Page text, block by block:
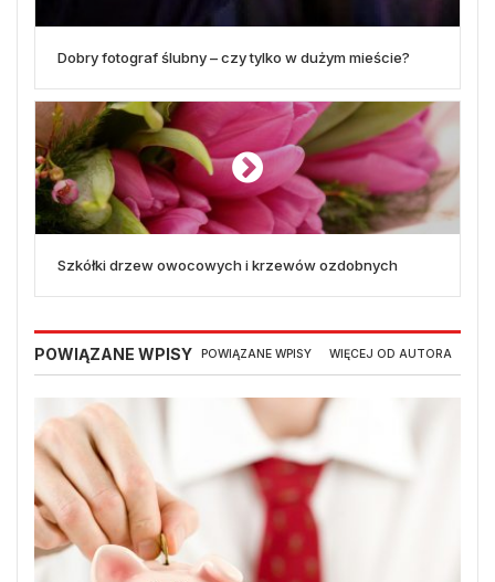
Dobry fotograf ślubny – czy tylko w dużym mieście?
Szkółki drzew owocowych i krzewów ozdobnych
POWIĄZANE WPISY POWIĄZANE WPISY WIĘCEJ OD AUTORA